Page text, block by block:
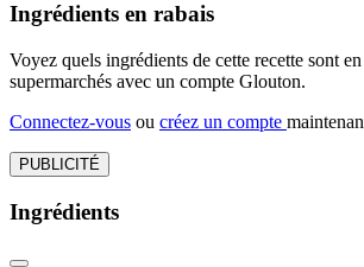
Ingrédients en rabais
Voyez quels ingrédients de cette recette sont
supermarchés avec un compte Glouton.
Connectez-vous ou créez un compte
PUBLICITÉ
Ingrédients